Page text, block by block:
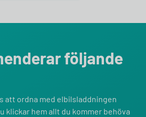
följande
att ordna med elbilsladdningen
klickar hem allt du kommer behöva